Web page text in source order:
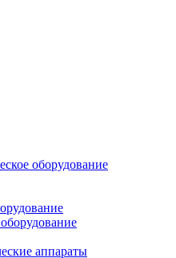
оборудование
аппараты